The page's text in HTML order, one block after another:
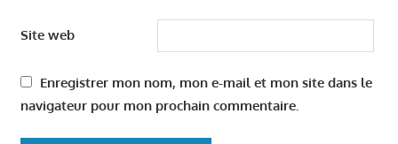
Site web
Enregistrer mon nom, mon e-mail et mon site dans le
navigateur pour mon prochain commentaire.